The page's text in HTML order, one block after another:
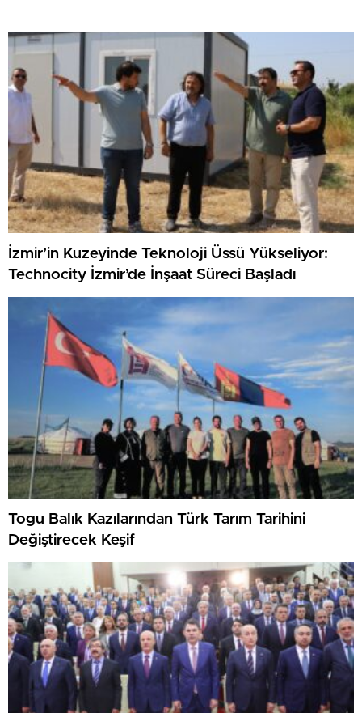
İzmir’in Kuzeyinde Teknoloji Üssü Yükseliyor:
Technocity İzmir’de İnşaat Süreci Başladı
Togu Balık Kazılarından Türk Tarım Tarihini
Değiştirecek Keşif